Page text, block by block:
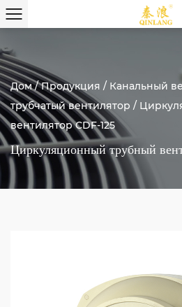
Дом/Продукция / Канальный
трубчатый вентилятор /
вентилятор CDF-125
Циркуляционный трубный